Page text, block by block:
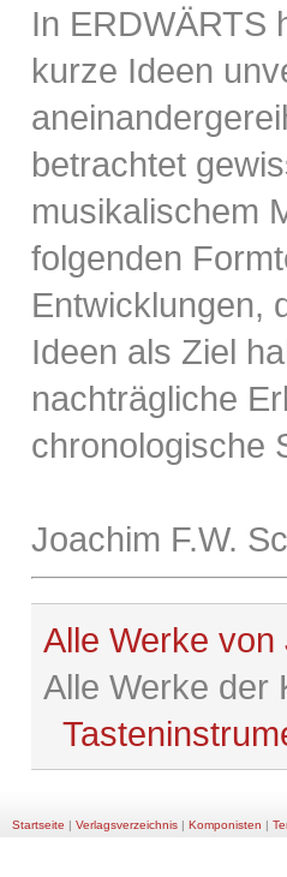
In ERDWÄRTS
kurze Ideen
betrachtet
musikalischem
folgenden
Entwicklungen,
Ideen als Ziel
nachträgliche
chronologische
Joachim F.W.
Alle Werke von
Alle Werke
Startseite | Verlagsverzeichnis| Komponisten |